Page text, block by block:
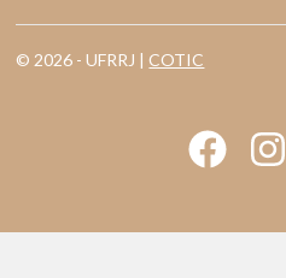
© 2026 - UFRRJ |COTIC